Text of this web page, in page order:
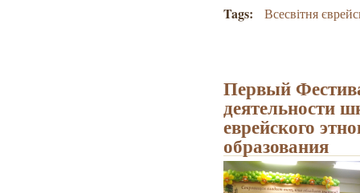
Tags: Всесвітня
Первый
деятельности
еврейского
образования